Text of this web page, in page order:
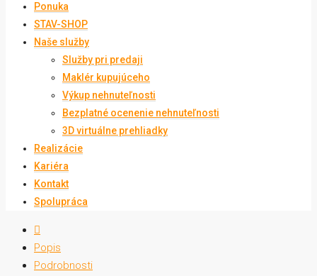
Ponuka
STAV-SHOP
Naše služby
Služby pri predaji
Maklér kupujúceho
Výkup nehnuteľnosti
Bezplatné ocenenie nehnuteľnosti
3D virtuálne prehliadky
Realizácie
Kariéra
Kontakt
Spolupráca
Popis
Podrobnosti